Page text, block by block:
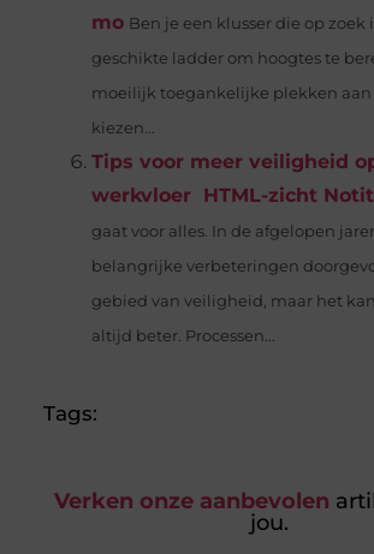
mo Ben je een klusser die op zoek
geschikte ladder om hoogtes te
moeilijk toegankelijke plekken aan
kiezen...
Tips voor meer veiligheid
werkvloer HTML-zicht
gaat voor alles. In de afgelopen
belangrijke verbeteringen
gebied van veiligheid, maar het
altijd beter. Processen...
Tags:
Verken onze aanbevolen
jou.